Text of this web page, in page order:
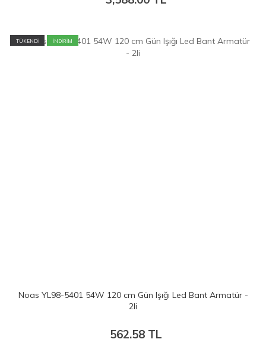
TÜKENDİ İNDİRİM
Noas YL98-5401 54W 120 cm Gün Işığı Led Bant Armatür -
2li
562.58 TL